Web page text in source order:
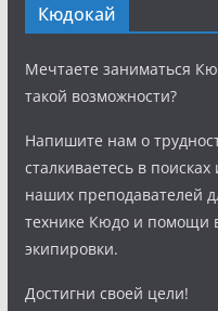
Кюдокай
Мечтаете заниматься
такой возможности?
Напишите нам о
сталкиваетесь в
наших преподавателей
технике Кюдо и помощи
экипировки.
Достигни своей цели!